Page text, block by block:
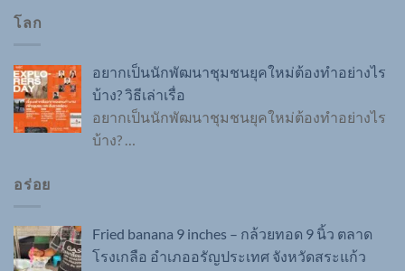
โลก
อยากเป็นนักพัฒนาชุมชนยุคใหม่ต้องทำอย่างไร
บ้าง? วิธีเล่าเรื่อ
อยากเป็นนักพัฒนาชุมชนยุคใหม่ต้องทำอย่างไร
บ้าง? …
อร่อย
Fried banana 9 inches – กล้วยทอด 9 นิ้ว ตลาด
โรงเกลือ อำเภออรัญประเทศ จังหวัดสระแก้ว